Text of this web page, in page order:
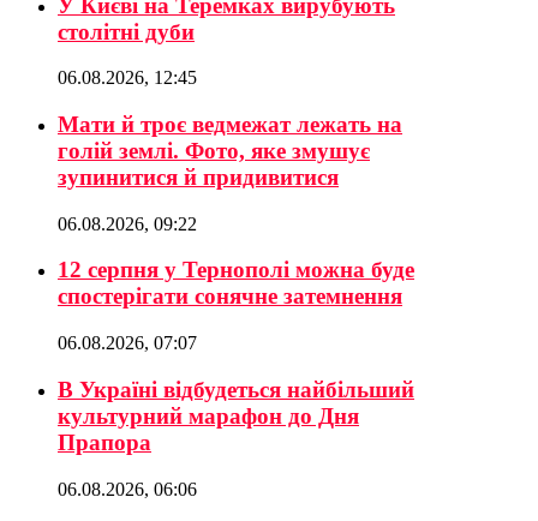
столітні дуби
06.08.2026, 12:45
Мати й троє ведмежат лежать на
голій землі. Фото, яке змушує
зупинитися й придивитися
06.08.2026, 09:22
12 серпня у Тернополі можна буде
спостерігати сонячне затемнення
06.08.2026, 07:07
В Україні відбудеться найбільший
культурний марафон до Дня
Прапора
06.08.2026, 06:06